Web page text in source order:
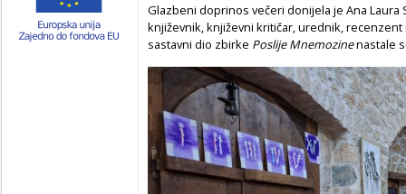
Glazbeni doprinos večeri donijela je Ana Laura
književnik, književni kritičar, urednik,
sastavni dio zbirke Poslije Mnemozinenastale